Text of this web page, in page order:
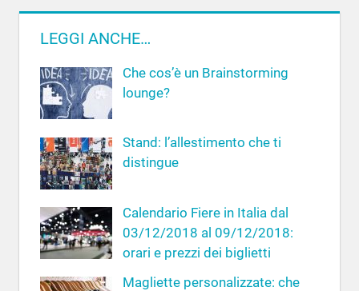
c
a
p
e
r
:
r
LEGGI ANCHE…
Che cos’è un Brainstorming
lounge?
Stand: l’allestimento che ti
distingue
Calendario Fiere in Italia dal
03/12/2018 al 09/12/2018:
orari e prezzi dei biglietti
Magliette personalizzate: che